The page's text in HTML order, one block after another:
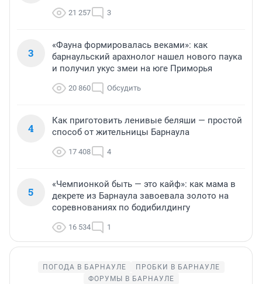
21 257 3
3
«Фауна формировалась веками»: как
барнаульский арахнолог нашел нового паука
и получил укус змеи на юге Приморья
20 860 Обсудить
4
Как приготовить ленивые беляши — простой
способ от жительницы Барнаула
17 408 4
5
«Чемпионкой быть — это кайф»: как мама в
декрете из Барнаула завоевала золото на
соревнованиях по бодибилдингу
16 534 1
ПОГОДА В БАРНАУЛЕ
ПРОБКИ В БАРНАУЛЕ
ФОРУМЫ В БАРНАУЛЕ